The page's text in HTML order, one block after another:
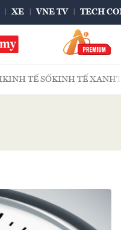
XE VNE TV TECH
KINH TẾ SỐKINH TẾ XANH